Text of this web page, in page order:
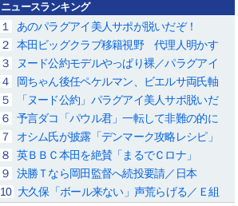
ニュースランキング
１
あのパラグアイ美人サポが脱いだぞ！
２
本田ビッグクラブ移籍視野 代理人明かす
３
ヌード公約モデルやっぱり裸／パラグアイ
４
岡ちゃん後任ペケルマン、ビエルサ両氏軸
５
「ヌード公約」パラグアイ美人サポ脱いだ
６
予言ダコ「パウル君」一転して非難の的に
７
オシム氏が披露「デンマーク攻略レシピ」
８
英ＢＢＣ本田を絶賛「まるでＣロナ」
９
決勝Ｔなら岡田監督へ続投要請／日本
10 大久保「ボール来ない」声荒らげる／Ｅ組